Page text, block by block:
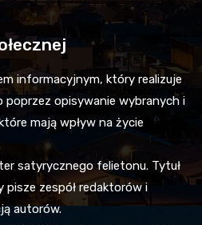
informacyjnym, który realizuje
poprzez opisywanie wybranych i
mają wpływ na życie
satyrycznego felietonu. Tytuł
pisze zespół redaktorów i
autorów.